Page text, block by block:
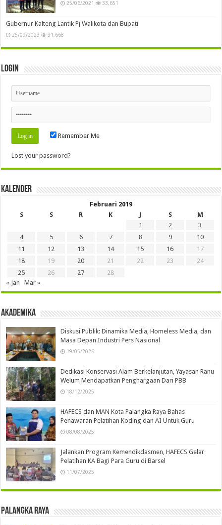
25/06/2021 33,651
Gubernur Kalteng Lantik Pj Walikota dan Bupati
25/09/2023 31,668
Login
Remember Me
Lost your password?
Kalender
Februari 2019
S
S R K J S
M
1
2
3
4
5 6 7 8 9
10
11
12 13 14 15 16
17
18
19 20 21 22 23
24
25
26 27
28
« Jan
Mar »
Akademika
Diskusi Publik: Dinamika Media, Homeless Media, dan
Masa Depan Industri Pers Nasional
19/05/2026
Dedikasi Konservasi Alam Berkelanjutan, Yayasan Ranu
Welum Mendapatkan Penghargaan Dari PBB
18/12/2025
HAFECS dan MAN Kota Palangka Raya Bahas
Penawaran Pelatihan Koding dan AI Untuk Guru
08/08/2025
Jalankan Program Kemendikdasmen, HAFECS Gelar
Pelatihan KA Bagi Para Guru di Barsel
11/07/2025
Palangka Raya